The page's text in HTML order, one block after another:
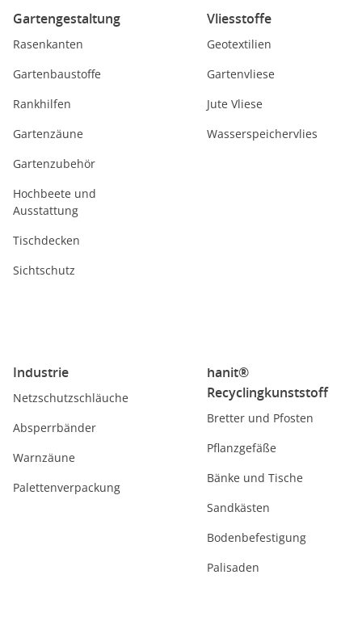
Gartengestaltung
Rasenkanten
Gartenbaustoffe
Rankhilfen
Gartenzäune
Gartenzubehör
Hochbeete und
Ausstattung
Tischdecken
Sichtschutz
Vliesstoffe
Geotextilien
Gartenvliese
Jute Vliese
Wasserspeichervlies
Industrie
Netzschutzschläuche
Absperrbänder
Warnzäune
Palettenverpackung
hanit®
Recyclingkunststoff
Bretter und Pfosten
Pflanzgefäße
Bänke und Tische
Sandkästen
Bodenbefestigung
Palisaden